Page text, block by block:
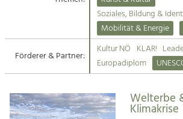
Suche
Impressum
Kontakt
Angebotsentwicklung und
Handwerk, Wissenschaft und Forschung.
Soziales, Bildung &
Mobilität & Energie
Förderer & Partner:
Kultur NÖ KLAR!
Europadiplom
Welterbe
Klimakrise